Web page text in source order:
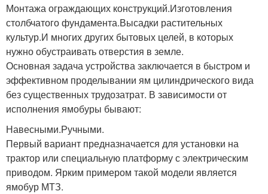
Монтажа ограждающих конструкций.Изготовления
столбчатого фундамента.Высадки растительных
культур.И многих других бытовых целей, в которых
нужно обустраивать отверстия в земле.
Основная задача устройства заключается в быстром и
эффективном проделывании ям цилиндрического вида
без существенных трудозатрат. В зависимости от
исполнения ямобуры бывают:
Навесными.Ручными.
Первый вариант предназначается для установки на
трактор или специальную платформу с электрическим
приводом. Ярким примером такой модели является
ямобур МТЗ.